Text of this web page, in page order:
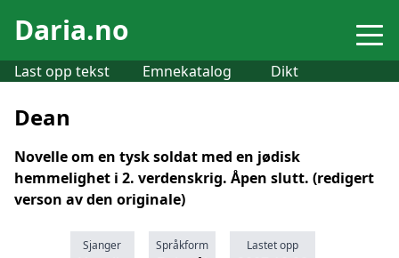
Daria.no
Last opp tekst Emnekatalog Dikt
Dean
Novelle om en tysk soldat med en jødisk
hemmelighet i 2. verdenskrig. Åpen slutt. (redigert
verson av den originale)
Sjanger Språkform Lastet opp